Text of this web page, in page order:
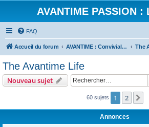
AVANTIME PASSION :
FAQ
Accueil du forum AVANTIME : Convivialité et Partage The
The Avantime Life
Nouveau sujet
60 sujets 1 2
Annonces